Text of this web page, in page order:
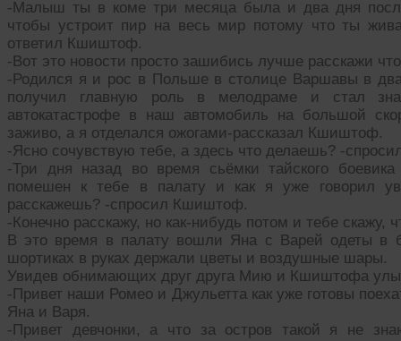
-Малыш ты в коме три месяца была и два дня
чтобы устроит пир на весь мир потому что ты
ответил Кшиштоф.
-Вот это новости просто зашибись лучше расскажи
-Родился я и рос в Польше в столице Варшавы в
получил главную роль в мелодраме и стал
автокатастрофе в наш автомобиль на большой
заживо, а я отделался ожогами-рассказал Кшиштоф.
-Ясно сочувствую тебе, а здесь что делаешь? -
-Три дня назад во время сьёмки тайского
помешен к тебе в палату и как я уже говорил
расскажешь? -спросил Кшиштоф.
-Конечно расскажу, но как-нибудь потом и тебе
В это время в палату вошли Яна с Варей одеты в
шортиках в руках держали цветы и воздушные шары.
Увидев обнимающих друг друга Мию и Кшиштофа
-Привет наши Ромео и Джульетта как уже готовы
Яна и Варя.
-Привет девчонки, а что за остров такой я не